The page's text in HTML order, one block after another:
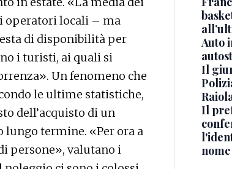
operatori locali – ma
di disponibilità per
i turisti, ai quali si
Un fenomeno che
le ultime statistiche,
dell’acquisto di un
lungo termine. «Per ora a
persone», valutano i
Auto
Il
Il
nome